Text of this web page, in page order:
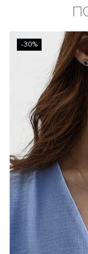
-30%